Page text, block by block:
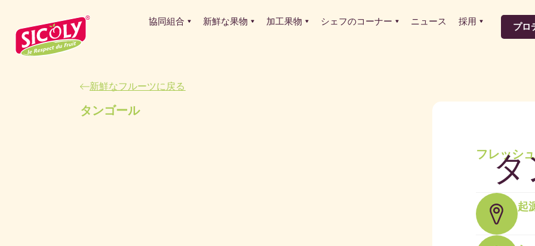
協同組合 新鮮な果物 加工果物 シェフのコーナー ニュース 採用 プロ
新鮮なフルーツに戻る
タンゴール
フレッシ
起